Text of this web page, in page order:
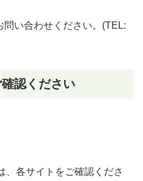
問い合わせください。(TEL:
認ください
、各サイトをご確認くださ